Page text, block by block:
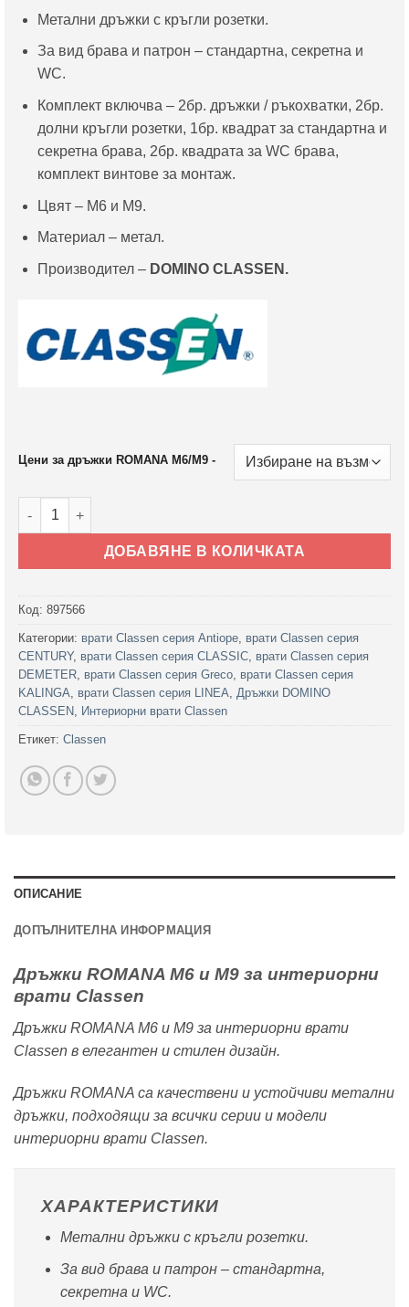
16.00€
Метални дръжки с кръгли розетки.
За вид брава и патрон – стандартна, секретна и
WC.
Комплект включва – 2бр. дръжки / ръкохватки, 2бр.
долни кръгли розетки, 1бр. квадрат за стандартна и
секретна брава, 2бр. квадрата за WC брава,
комплект винтове за монтаж.
Цвят – M6 и M9.
Материал – метал.
Производител – DOMINO CLASSEN.
Цени за дръжки ROMANA M6/M9 -
количество за Дръжки ROMANA M6 и M9 за интериорни
ДОБАВЯНЕ В КОЛИЧКАТА
Код: 897566
Категории: врати Classen серия Antiope, врати Classen серия
CENTURY, врати Classen серия CLASSIC, врати Classen серия
DEMETER, врати Classen серия Greco, врати Classen серия
KALINGA, врати Classen серия LINEA, Дръжки DOMINO
CLASSEN, Интериорни врати Classen
Етикет: Classen
ОПИСАНИЕ
ДОПЪЛНИТЕЛНА ИНФОРМАЦИЯ
Дръжки ROMANA M6 и M9 за интериорни
врати Classen
Дръжки ROMANA M6 и M9 за интериорни врати
Classen в елегантен и стилен дизайн.
Дръжки ROMANA са качествени и устойчиви метални
дръжки, подходящи за всички серии и модели
интериорни врати Classen.
ХАРАКТЕРИСТИКИ
Метални дръжки с кръгли розетки.
За вид брава и патрон – стандартна,
секретна и WC.